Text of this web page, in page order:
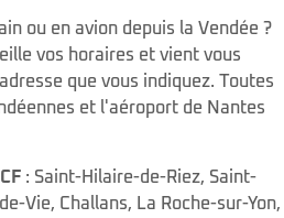
ou en avion depuis la Vendée ?
vos horaires et vient vous
que vous indiquez. Toutes
et l'aéroport de Nantes
: Saint-Hilaire-de-Riez, Saint-
Vie, Challans, La Roche-sur-Yon,